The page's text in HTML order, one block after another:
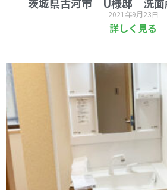
茨城県古河市 U様邸 洗面
2021年9月23日
詳しく見る